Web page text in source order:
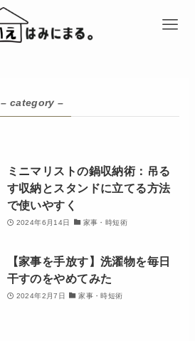
– category –
ミニマリストの鍋収納術：吊る
す収納とスタンドに立てる方法
で使いやすく
2024年6月14日 家事・時短術
【家事を手放す】洗濯物を毎日
干すのをやめてみた
2024年2月7日 家事・時短術